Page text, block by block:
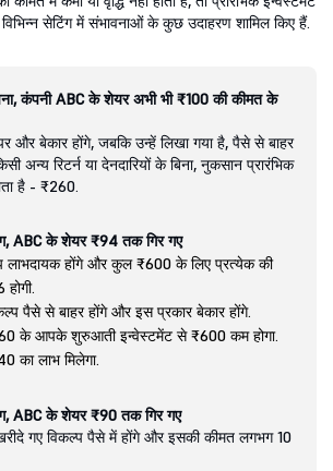
सेटिंग में संभावनाओं के कुछ उदाहरण शामिल किए हैं.
कंपनी ABC के शेयर अभी भी ₹100 की कीमत के
और बेकार होंगे, जबकि उन्हें लिखा गया है, पैसे से बाहर
अन्य रिटर्न या देनदारियों के बिना, नुकसान प्रारंभिक
है - ₹260.
ABC के शेयर ₹94 तक गिर गए
लाभदायक होंगे और कुल ₹600 के लिए प्रत्येक की
पैसे से बाहर होंगे और इस प्रकार बेकार होंगे.
के आपके शुरुआती इन्वेस्टमेंट से ₹600 कम होगा.
का लाभ मिलेगा.
ABC के शेयर ₹90 तक गिर गए
गए विकल्प पैसे में होंगे और इसकी कीमत लगभग 10